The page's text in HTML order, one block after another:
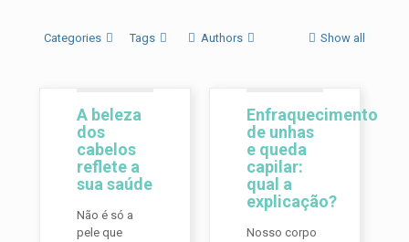
Categories Tags Authors Show all
A beleza
dos
cabelos
reflete a
sua saúde
Não é só a
pele que
Enfraquecimento
de unhas
e queda
capilar:
qual a
explicação?
Nosso corpo